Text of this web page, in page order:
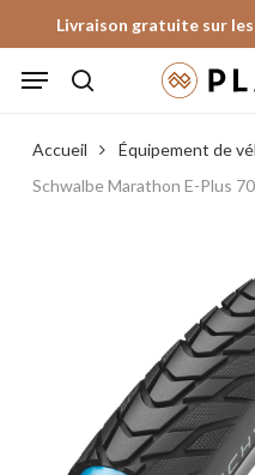
to
main
Livraison gratuite sur
Menu
Accueil Équipement de
Schwalbe Marathon E-Plus